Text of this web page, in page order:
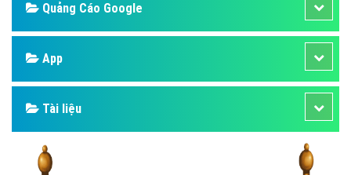
Quảng Cáo Google
App
Tài liệu